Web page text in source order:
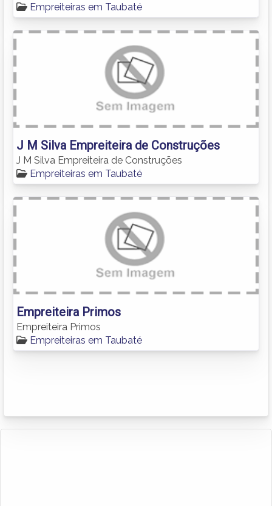
Empreiteiras em Taubaté
J M Silva Empreiteira de Construções
J M Silva Empreiteira de Construções
Empreiteiras em Taubaté
Empreiteira Primos
Empreiteira Primos
Empreiteiras em Taubaté